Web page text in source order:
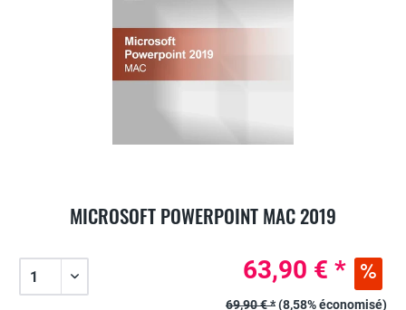
MICROSOFT POWERPOINT MAC 2019
63,90 € *
69,90 € *(8,58% économisé)